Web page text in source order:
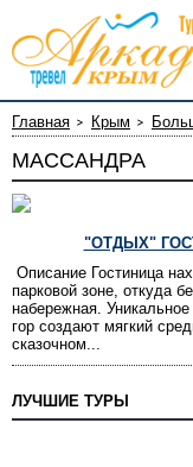
Главная Крым
МАССАНДРА
"ОТДЫХ"
Описание Гостиница
парковой зоне, откуда
набережная.
гор создают мягкий
сказочном...
ЛУЧШИЕ ТУРЫ